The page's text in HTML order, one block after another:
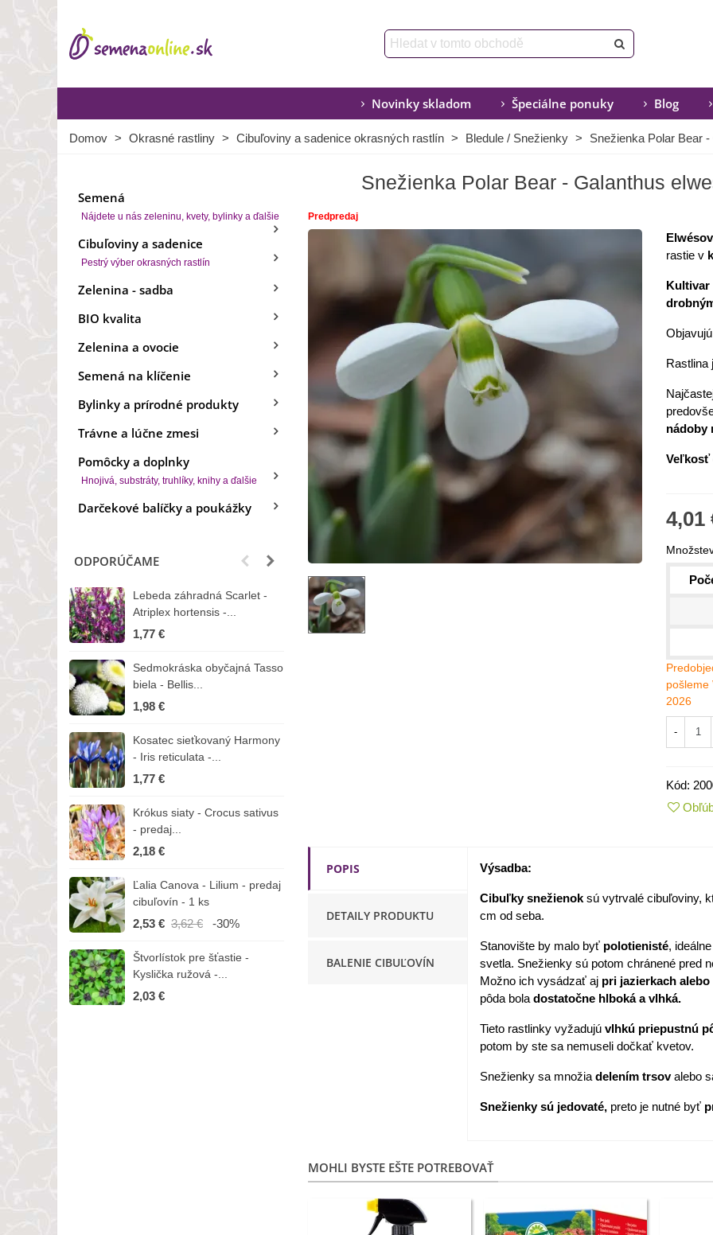
Novinky skladom Špeciálne ponuky Blog
Domov > Okrasné rastliny > Cibuľoviny a sadenice okrasných rastlín > Bledule / Snežienky > Snežienka Polar Bear
Semená
Nájdete u nás zeleninu, kvety, bylinky a ďalšie
Cibuľoviny a sadenice
Pestrý výber okrasných rastlín
Zelenina - sadba
BIO kvalita
Zelenina a ovocie
Semená na klíčenie
Bylinky a prírodné produkty
Trávne a lúčne zmesi
Pomôcky a doplnky
Hnojivá, substráty, truhlíky, knihy a ďalšie
Darčekové balíčky a poukážky
ODPORÚČAME
Lebeda záhradná Scarlet -
Atriplex hortensis -...
1,77 €
Sedmokráska obyčajná Tasso
biela - Bellis...
1,98 €
Kosatec sieťkovaný Harmony
- Iris reticulata -...
1,77 €
Krókus siaty - Crocus sativus
- predaj...
2,18 €
Ľalia Canova - Lilium - predaj
cibuľovín - 1 ks
2,53 € 3,62 € -30%
Štvorlístok pre šťastie -
Kyslička ružová -...
2,03 €
BIO Kaleráb Dyna - Brassica
oleracea var....
3,55 €
1,57 €
Iskerník plnokvetý modrý -
Snežienka Polar Bear - Galanthus
Predpredaj
rastie v
Kultivar
Rastlina
nádoby
Veľkosť
4,01
pošleme
2026
-
Kód:
POPIS
DETAILY PRODUKTU
BALENIE CIBUĽOVÍN
Výsadba:
Cibuľky snežienok sú vytrvalé cibuľoviny,
cm od seba.
Stanovište by malo byť polotienisté,
svetla. Snežienky sú potom chránené pred
Možno ich vysádzať aj pri jazierkach alebo
pôda bola dostatočne hlboká a vlhká.
Tieto rastlinky vyžadujú vlhkú priepustnú
potom by ste sa nemuseli dočkať kvetov.
Snežienky sa množia delením trsovalebo
Snežienky sú jedovaté, preto je nutné byť
MOHLI BYSTE EŠTE POTREBOVAŤ